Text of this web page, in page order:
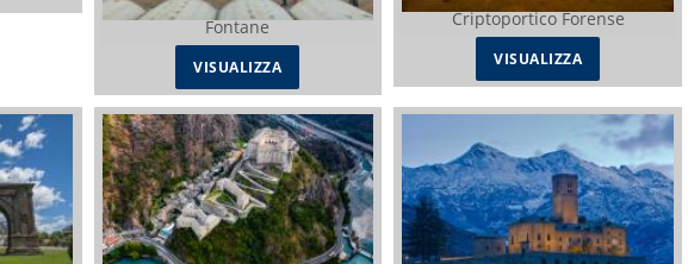
Fontane
VISUALIZZA
Criptoportico Forense
VISUALIZZA